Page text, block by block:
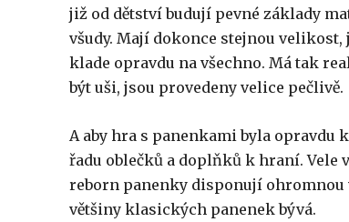
již od dětství budují pevné základy
všudy. Mají dokonce stejnou velikost,
klade opravdu na všechno. Má tak
být uši, jsou provedeny velice pečlivě.
A aby hra s panenkami byla
řadu oblečků a doplňků k hraní.
reborn panenky disponují ohromnou
většiny klasických panenek bývá.